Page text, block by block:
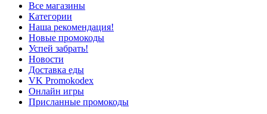
Все магазины
Категории
Наша рекомендация!
Новые промокоды
Успей забрать!
Новости
Доставка еды
VK Promokodex
Онлайн игры
Присланные промокоды